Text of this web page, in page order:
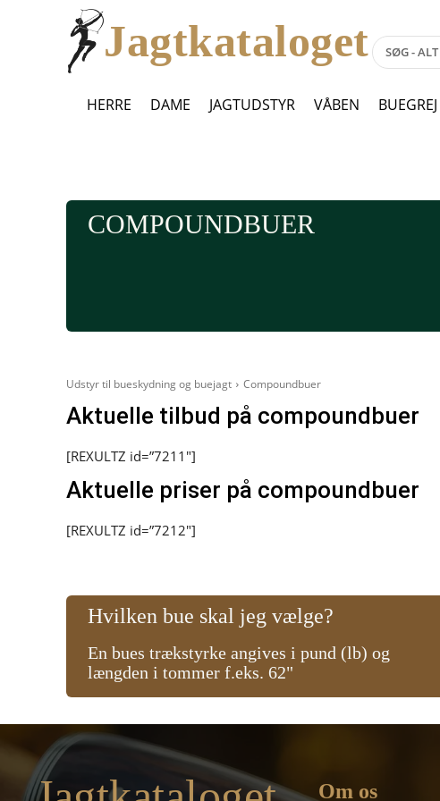
Jagtkataloget
HERRE DAME JAGTUDSTYR VÅBEN BUEGREJ
COMPOUNDBUER
Udstyr til bueskydning og buejagt Compoundbuer
Aktuelle tilbud på compoundbuer
[REXULTZ id=”7211″]
Aktuelle priser på compoundbuer
[REXULTZ id=”7212″]
Hvilken bue skal jeg vælge?
En bues trækstyrke angives i pund (lb) og
længden i tommer f.eks. 62"
Om os